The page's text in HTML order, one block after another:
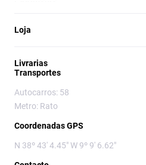
Loja
Livrarias
Transportes
Autocarros: 58
Metro: Rato
Coordenadas GPS
N 38º 43' 4.45" W 9º 9' 6.62"